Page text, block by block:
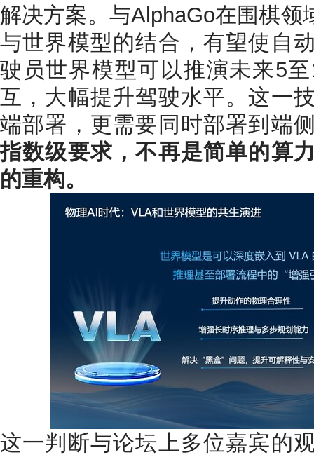
解决方案。与AlphaGo在围棋领
与世界模型的结合，有望使自
驶员世界模型可以推演未来5
互，大幅提升驾驶水平。这一
端部署，更需要同时部署到端
指数级要求，不再是简单的算
的重构。
这一判断与论坛上多位嘉宾的